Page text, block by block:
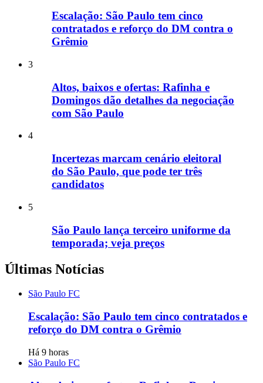
Escalação: São Paulo tem cinco
contratados e reforço do DM contra o
Grêmio
3
Altos, baixos e ofertas: Rafinha e
Domingos dão detalhes da negociação
com São Paulo
4
Incertezas marcam cenário eleitoral
do São Paulo, que pode ter três
candidatos
5
São Paulo lança terceiro uniforme da
temporada; veja preços
Últimas Notícias
São Paulo FC
Escalação: São Paulo tem cinco contratados e
reforço do DM contra o Grêmio
Há 9 horas
São Paulo FC